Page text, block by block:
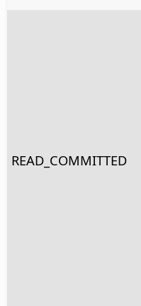
READ_COMMITTED